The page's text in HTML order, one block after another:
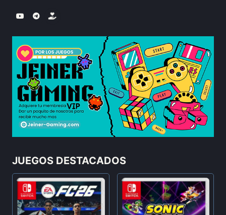
JUEGOS DESTACADOS